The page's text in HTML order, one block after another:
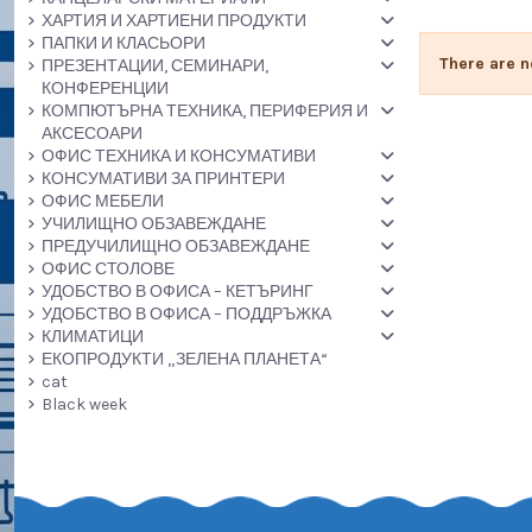
There are
ХАРТИЯ И ХАРТИЕНИ ПРОДУКТИ
ПАПКИ И КЛАСЬОРИ
ПРЕЗЕНТАЦИИ, СЕМИНАРИ,
КОНФЕРЕНЦИИ
КОМПЮТЪРНА ТЕХНИКА, ПЕРИФЕРИЯ И
АКСЕСОАРИ
ОФИС ТЕХНИКА И КОНСУМАТИВИ
КОНСУМАТИВИ ЗА ПРИНТЕРИ
ОФИС МЕБЕЛИ
УЧИЛИЩНО ОБЗАВЕЖДАНЕ
ПРЕДУЧИЛИЩНО ОБЗАВЕЖДАНЕ
ОФИС СТОЛОВЕ
УДОБСТВО В ОФИСА – КЕТЪРИНГ
УДОБСТВО В ОФИСА – ПОДДРЪЖКА
КЛИМАТИЦИ
ЕКОПРОДУКТИ „ЗЕЛЕНА ПЛАНЕТА“
cat
Black week